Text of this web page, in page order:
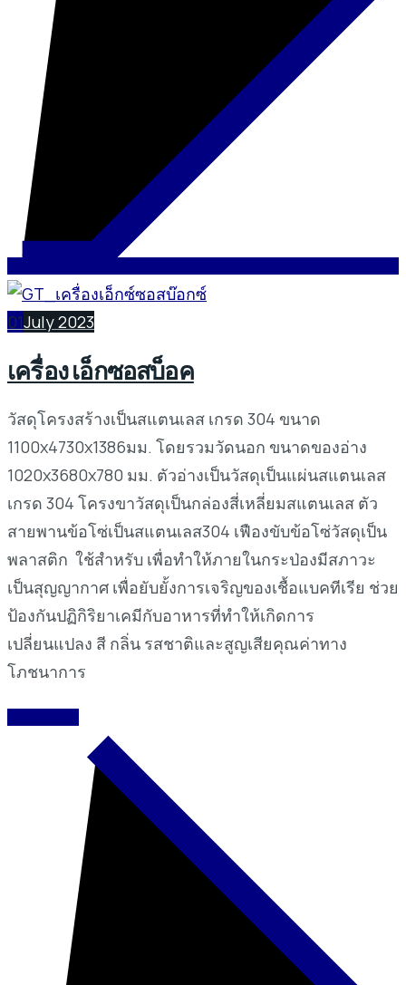
01July 2023
เครื่อง เอ็กซอสบ็อค
วัสดุโครงสร้างเป็นสแตนเลส เกรด 304 ขนาด
1100x4730x1386มม. โดยรวมวัดนอก ขนาดของอ่าง
1020x3680x780 มม. ตัวอ่างเป็นวัสดุเป็นแผ่นสแตนเลส
เกรด 304 โครงขาวัสดุเป็นกล่องสี่เหลี่ยมสแตนเลส ตัว
สายพานข้อโซ่เป็นสแตนเลส304 เฟืองขับข้อโซ่วัสดุเป็น
พลาสติก ใช้สำหรับ เพื่อทำให้ภายในกระป่องมีสภาวะ
เป็นสุญญากาศ เพื่อยับยั้งการเจริญของเชื้อแบคทีเรีย ช่วย
ป้องกันปฏิกิริยาเคมีกับอาหารที่ทำให้เกิดการ
เปลี่ยนแปลง สี กลิ่น รสชาติและสูญเสียคุณค่าทาง
โภชนาการ